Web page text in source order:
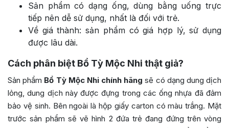
Sản phẩm có dạng ống, dùng bằng uống trực
tiếp nên dễ sử dụng, nhất là đối với trẻ.
Về giá thành: sản phẩm có giá hợp lý, sử dụng
được lâu dài.
Cách phân biệt Bổ Tỳ Mộc Nhi thật giả?
Sản phẩm Bổ Tỳ Mộc Nhi chính hãng sẽ có dạng dung dịch
lỏng, dung dịch này được đựng trong các ống nhựa đã đảm
bảo vệ sinh. Bên ngoài là hộp giấy carton có màu trắng. Mặt
trước sản phẩm sẽ vẽ hình 2 đứa trẻ đang đứng trên vòng